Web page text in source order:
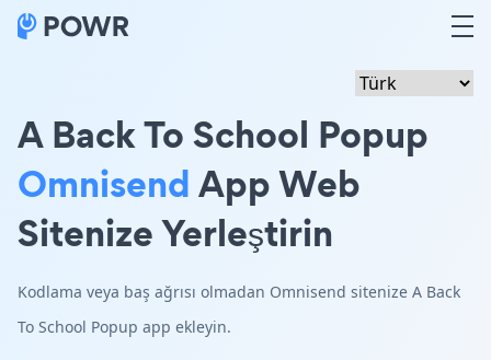
A Back To School Popup
OmnisendApp Web
Sitenize Yerleştirin
Kodlama veya baş ağrısı olmadan Omnisend sitenize A Back
To School Popup app ekleyin.